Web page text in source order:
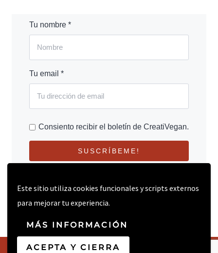
Este sitio utiliza cookies funcionales y scripts externos
para mejorar tu experiencia.
MÁS INFORMACIÓN
ACEPTA Y CIERRA
Tu nombre *
Tu email *
Consiento recibir el boletín de CreatiVegan.
SUSCRÍBEME!